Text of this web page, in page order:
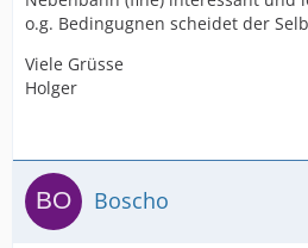
o.g. Bedingugnen scheidet der
Viele Grüsse
Holger
Boscho